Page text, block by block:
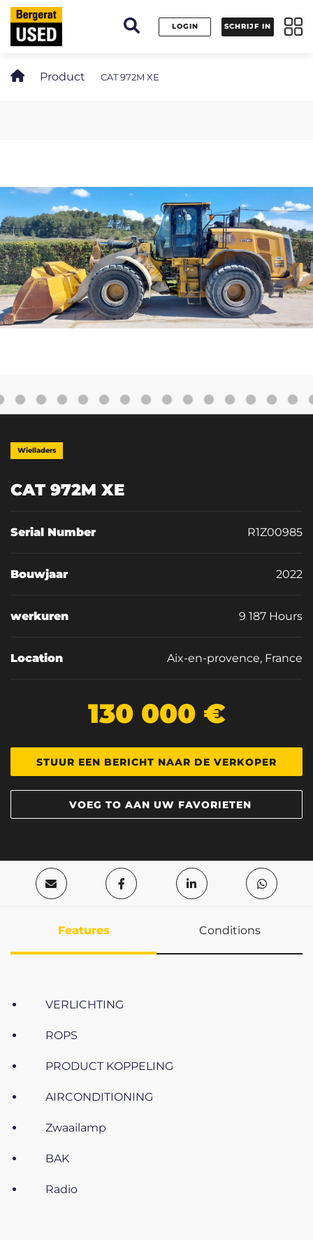
LOGIN SCHRIJF IN
Product CAT 972M XE
Wielladers
CAT 972M XE
Serial Number R1Z00985
Bouwjaar 2022
werkuren 9 187 Hours
Location Aix-en-provence, France
130 000 €
STUUR EEN BERICHT NAAR DE VERKOPER
VOEG TO AAN UW FAVORIETEN
Features Conditions
VERLICHTING
ROPS
PRODUCT KOPPELING
AIRCONDITIONING
Zwaailamp
BAK
Radio
Cookies beheer paneel